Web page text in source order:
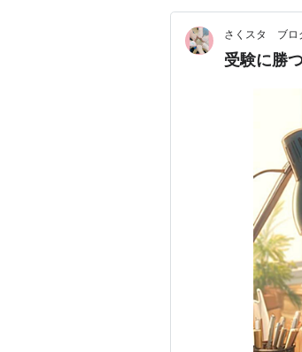
科学・人文科学の
に倫理的責任があ
され、機械論的で
専門を超えた教育
いる学部である。
日本語的な総合
環境問題や貧困問
な問題を多様なバ
しようと設立され
に解決しようとい
また、「政策」の
さくスタ ブロ
受験に勝